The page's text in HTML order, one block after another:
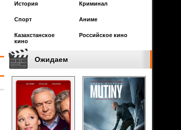
История Криминал
Спорт Аниме
Казахстанское
кино
Российское кино
Ожидаем